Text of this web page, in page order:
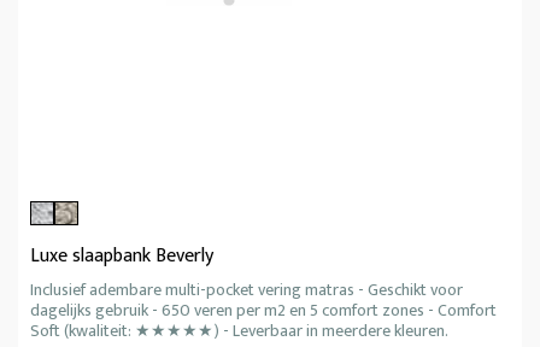
Luxe slaapbank Beverly
Inclusief adembare multi-pocket vering matras - Geschikt voor
dagelijks gebruik - 650 veren per m2 en 5 comfort zones - Comfort
Soft (kwaliteit: ★★★★★) - Leverbaar in meerdere kleuren.